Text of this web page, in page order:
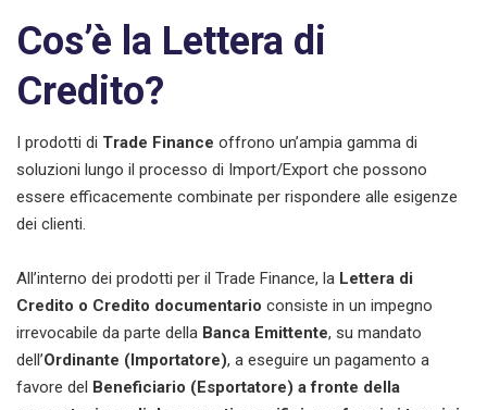
Cos’è la Lettera di
Credito?
I prodotti di Trade Finance offrono un’ampia gamma di
soluzioni lungo il processo di Import/Export che possono
essere efficacemente combinate per rispondere alle esigenze
dei clienti.
All’interno dei prodotti per il Trade Finance, la Lettera di
Credito o Credito documentario consiste in un impegno
irrevocabile da parte della Banca Emittente, su mandato
dell’Ordinante (Importatore), a eseguire un pagamento a
favore del Beneficiario (Esportatore) a fronte della